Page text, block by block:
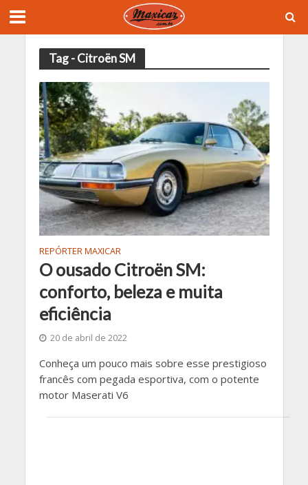
Tag - Citroën SM
REPÓRTER MAXICAR
O ousado Citroën SM:
conforto, beleza e muita
eficiência
20 de abril de 2022
Conheça um pouco mais sobre esse prestigioso
francês com pegada esportiva, com o potente
motor Maserati V6